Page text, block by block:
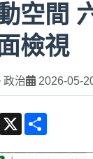
空間
檢視
政治 2026-05-
W
X
r